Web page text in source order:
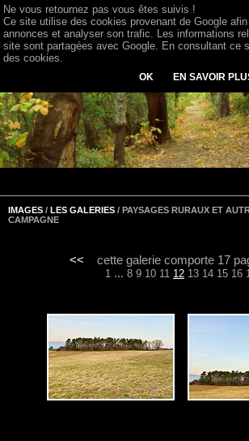
IMAGES / LES GALERIES / PAYSAGES RURAUX ET
CAMPAGNE
<< cette galerie comporte 17
1 ... 8 9 10 11 12 13 14 15 16
Ne vous retournez pas vous êtes suivis !
Ce site utilise des cookies provenant de Google
annonces et analyser son trafic. Les informations
site sont partagées avec Google. En consultant ce
des cookies.
OK EN SAVOIR